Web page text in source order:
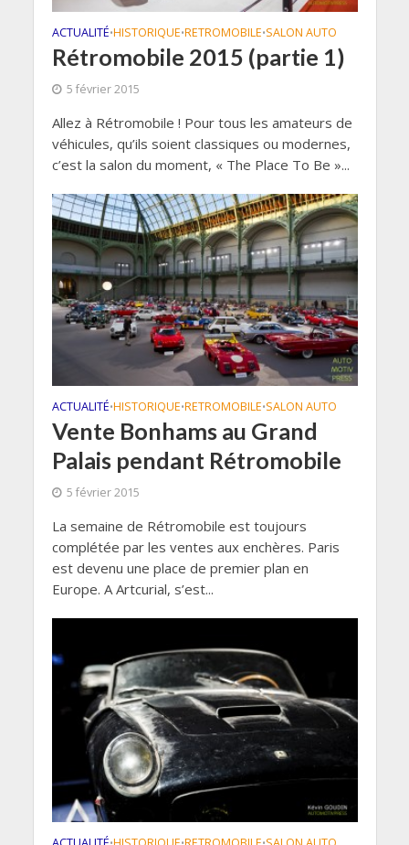
ACTUALITÉ•HISTORIQUE•RETROMOBILE•SALON AUTO
Rétromobile 2015 (partie 1)
5 février 2015
Allez à Rétromobile ! Pour tous les amateurs de
véhicules, qu’ils soient classiques ou modernes,
c’est la salon du moment, « The Place To Be »...
ACTUALITÉ•HISTORIQUE•RETROMOBILE•SALON AUTO
Vente Bonhams au Grand
Palais pendant Rétromobile
5 février 2015
La semaine de Rétromobile est toujours
complétée par les ventes aux enchères. Paris
est devenu une place de premier plan en
Europe. A Artcurial, s’est...